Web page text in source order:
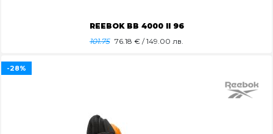
REEBOK BB 4000 II 96
101.75 76.18 € / 149.00 лв.
-28%